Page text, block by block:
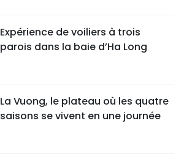
Expérience de voiliers à trois
parois dans la baie d’Ha Long
La Vuong, le plateau où les quatre
saisons se vivent en une journée